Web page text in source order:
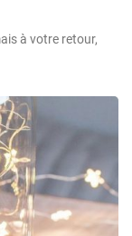
à votre retour,